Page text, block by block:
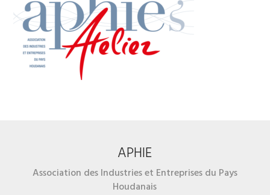
APHIE
Association des Industries et Entreprises du Pays
Houdanais